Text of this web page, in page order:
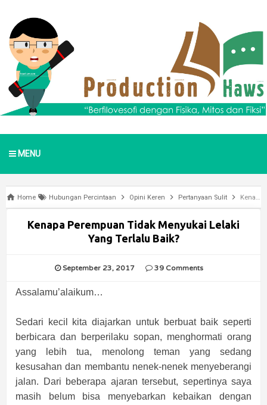
MENU
Home Hubungan Percintaan Opini Keren Pertanyaan Sulit Kenapa Perempuan Tidak Menyukai Lelaki Yang Terlalu Baik?
Kenapa Perempuan Tidak Menyukai Lelaki
Yang Terlalu Baik?
September 23, 2017 39 Comments
Assalamu’alaikum…
Sedari kecil kita diajarkan untuk berbuat baik seperti
berbicara dan berperilaku sopan, menghormati orang
yang lebih tua, menolong teman yang sedang
kesusahan dan membantu nenek-nenek menyeberangi
jalan. Dari beberapa ajaran tersebut, sepertinya saya
masih belum bisa menyebarkan kebaikan dengan